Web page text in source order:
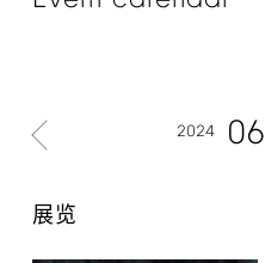
2024 06
展览